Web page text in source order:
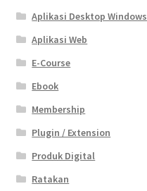
Aplikasi Desktop Windows
Aplikasi Web
E-Course
Ebook
Membership
Plugin / Extension
Produk Digital
Ratakan